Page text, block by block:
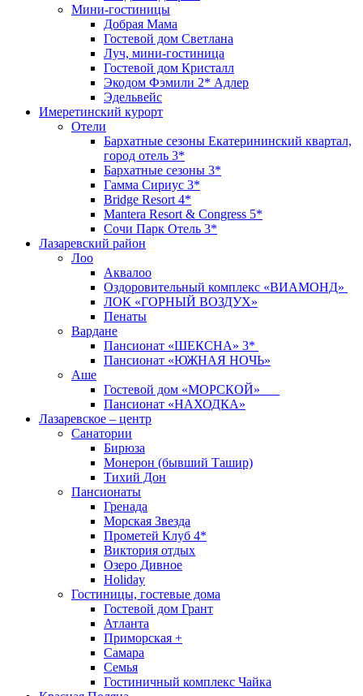
Мини-гостиницы
Добрая Мама
Гостевой дом Светлана
Луч, мини-гостиница
Гостевой дом Кристалл
Экодом Фэмили 2* Адлер
Эдельвейс
Имеретинский курорт
Отели
Бархатные сезоны Екатерининский квартал,
город отель 3*
Бархатные сезоны 3*
Гамма Сириус 3*
Bridge Resort 4*
Mantera Resort & Congress 5*
Сочи Парк Отель 3*
Лазаревский район
Лоо
Аквалоо
Оздоровительный комплекс «ВИАМОНД»
ЛОК «ГОРНЫЙ ВОЗДУХ»
Пенаты
Вардане
Пансионат «ШЕКСНА» 3*
Пансионат «ЮЖНАЯ НОЧЬ»
Аше
Гостевой дом «МОРСКОЙ»
Пансионат «НАХОДКА»
Лазаревское – центр
Санатории
Бирюза
Монерон (бывший Ташир)
Тихий Дон
Пансионаты
Гренада
Морская Звезда
Прометей Клуб 4*
Виктория отдых
Озеро Дивное
Holiday
Гостиницы, гостевые дома
Гостевой дом Грант
Атланта
Приморская +
Самара
Семья
Гостиничный комплекс Чайка